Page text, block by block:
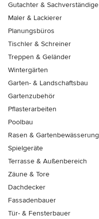
Gutachter & Sachverständige
Maler & Lackierer
Planungsbüros
Tischler & Schreiner
Treppen & Geländer
Wintergärten
Garten- & Landschaftsbau
Gartenzubehör
Pflasterarbeiten
Poolbau
Rasen & Gartenbewässerung
Spielgeräte
Terrasse & Außenbereich
Zäune & Tore
Dachdecker
Fassadenbauer
Tür- & Fensterbauer